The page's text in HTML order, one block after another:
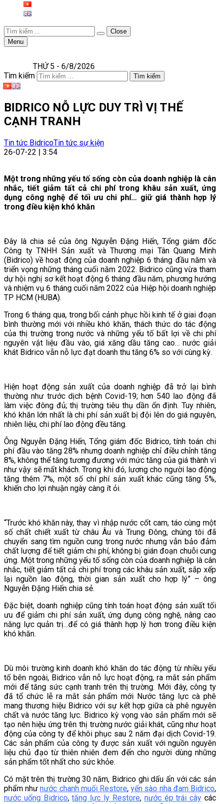
Close
Menu
THỨ 5 - 6/8/2026
Tìm kiếm
Tìm kiếm
BIDRICO NỖ LỰC DUY TRÌ VỊ THẾ
CẠNH TRANH
Tin tức BidricoTin tức sự kiện
26-07-22 | 3:54
Một trong những yếu tố sống còn của doanh nghiệp là cân
nhắc, tiết giảm tất cả chi phí trong khâu sản xuất, ứng
dụng công nghệ để tối ưu chi phí… giữ giá thành hợp lý
trong điều kiện khó khăn
Đây là chia sẻ của ông Nguyễn Đặng Hiến, Tổng giám đốc
Công ty TNHH Sản xuất và Thương mại Tân Quang Minh
(Bidrico) về hoạt động của doanh nghiệp 6 tháng đầu năm và
triển vọng những tháng cuối năm 2022. Bidrico cũng vừa tham
dự hội nghị sơ kết hoạt động 6 tháng đầu năm, phương hướng
và nhiệm vụ 6 tháng cuối năm 2022 của Hiệp hội doanh nghiệp
TP HCM (HUBA).
Trong 6 tháng qua, trong bối cảnh phục hồi kinh tế ở giai đoạn
bình thường mới với nhiều khó khăn, thách thức do tác động
của thị trường trong nước và những yếu tố bất lợi về chi phí
nguyên vật liệu đầu vào, giá xăng dầu tăng cao… nước giải
khát Bidrico vẫn nỗ lực đạt doanh thu tăng 6% so với cùng kỳ.
Hiện hoạt động sản xuất của doanh nghiệp đã trở lại bình
thường như trước dịch bệnh Covid-19; hơn 540 lao động đã
làm việc đông đủ; thị trường tiêu thụ dần ổn định. Tuy nhiên,
khó khăn lớn nhất là chi phí sản xuất bị đội lên do giá nguyên,
nhiên liệu, chi phí lao động đều tăng.
Ông Nguyễn Đặng Hiến, Tổng giám đốc Bidrico, tính toán chi
phí đầu vào tăng 28% nhưng doanh nghiệp chỉ điều chỉnh tăng
8%, không thể tăng tương đương với mức tăng của giá thành vì
như vậy sẽ mất khách. Trong khi đó, lương cho người lao động
tăng thêm 7%, một số chí phí sản xuất khác cũng tăng 5%,
khiến cho lợi nhuận ngày càng ít ỏi.
“Trước khó khăn này, thay vì nhập nước cốt cam, táo cùng một
số chất chiết xuất từ châu Âu và Trung Đông, chúng tôi đã
chuyển sang tìm nguồn cung trong nước nhưng vẫn bảo đảm
chất lượng để tiết giảm chi phí, không bị gián đoạn chuỗi cung
ứng. Một trong những yếu tố sống còn của doanh nghiệp là cân
nhắc, tiết giảm tất cả chi phí trong các khâu sản xuất, sắp xếp
lại nguồn lao động, thời gian sản xuất cho hợp lý” – ông
Nguyễn Đặng Hiến chia sẻ.
Đặc biệt, doanh nghiệp cũng tính toán hoạt động sản xuất tối
ưu để giảm chi phí sản xuất, ứng dụng công nghệ, nâng cao
năng lực quản trị…để có giá thành hợp lý hơn trong điều kiện
khó khăn.
Dù môi trường kinh doanh khó khăn do tác động từ nhiều yếu
tố bên ngoài, Bidrico vẫn nỗ lực hoạt động, ra mắt sản phẩm
mới để tăng sức cạnh tranh trên thị trường. Mới đây, công ty
đã tổ chức lễ ra mắt sản phẩm mới Nước tăng lực cà phê
mang thương hiệu Bidrico với sự kết hợp giữa cà phê nguyên
chất và nước tăng lực. Bidrico kỳ vọng vào sản phẩm mới sẽ
tạo nên hiệu ứng trên thị trường nước giải khát, cũng như hoạt
động của công ty để khôi phục sau 2 năm đại dịch Covid-19.
Các sản phẩm của công ty được sản xuất với nguồn nguyên
liệu chủ đạo từ thiên nhiên đem đến cho người dùng những
sản phẩm tốt nhất cho sức khỏe.
Có mặt trên thị trường 30 năm, Bidrico ghi dấu ấn với các sản
phẩm nhưnước chanh muối Restore,yến sào nha đam Bidrico,
nước uống Bidrico,tăng lực ly Restore, nước ép trái cây các